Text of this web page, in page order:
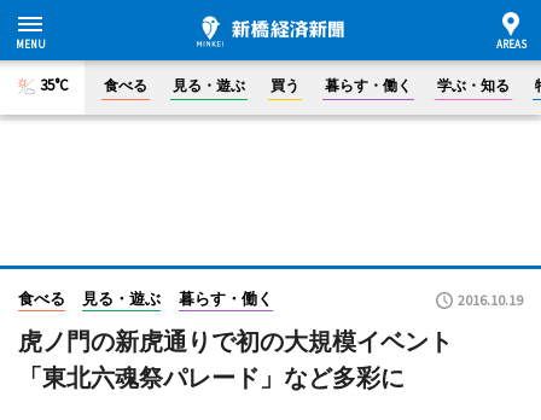
35°C 食べる 見る・遊ぶ 買う 暮らす・働く 学ぶ・知る
食べる 見る・遊ぶ 暮らす・働く 2016.10.19
虎ノ門の新虎通りで初の大規模イベント
「東北六魂祭パレード」など多彩に